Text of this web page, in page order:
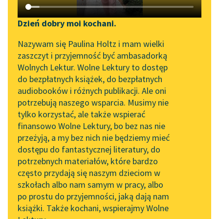
Katalog DAISY
Podkasty o książkach
Zgłoś brak utworu
Aktualności
„Prokurator Alicja Horn”
do słuchania
Byliśmy częścią AI Impact
Lab
Zapraszamy na spotkanie
online z tłumaczkami
literatury skandynawskiej
Spotkanie z Katarzyną
Tunkiel w Oslo
102. lata temu zmarł
Joseph Conrad
Narzędzia
Mapa Wolnych Lektur
Leśmianator
Przewodnik dla piszących i
czytających
API
OAI-PMH
Widget Wolnych Lektur
Przypisy
Dzień dobry moi kochani.
Nazywam się Paulina Holtz i mam wielki
zaszczyt i przyjemność być ambasadorką
Wolnych Lektur. Wolne Lektury to dostęp
do bezpłatnych książek, do bezpłatnych
audiobooków i różnych publikacji. Ale oni
potrzebują naszego wsparcia. Musimy nie
tylko korzystać, ale także wspierać
finansowo Wolne Lektury, bo bez nas nie
przeżyją, a my bez nich nie będziemy mieć
dostępu do fantastycznej literatury, do
potrzebnych materiałów, które bardzo
często przydają się naszym dzieciom w
szkołach albo nam samym w pracy, albo
po prostu do przyjemności, jaką dają nam
książki. Także kochani, wspierajmy Wolne
pobierz audiobook
pobierz książkę
Masza Bogucka Grzegorz Dondziłło
1×